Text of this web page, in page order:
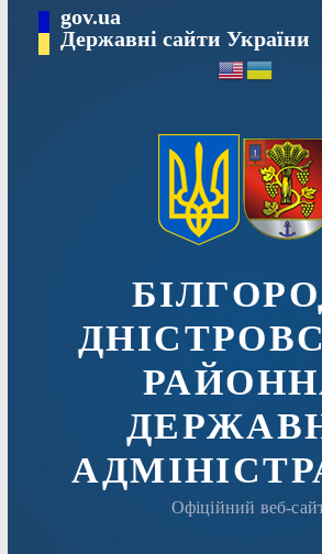
вмісту
gov.ua
Державні сайти України
Офіційний веб-